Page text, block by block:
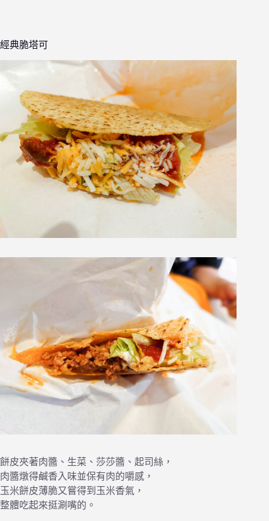
經典脆塔可
餅皮夾著肉醬、生菜、莎莎醬、起司絲，
肉醬燉得鹹香入味並保有肉的嚼感，
玉米餅皮薄脆又嘗得到玉米香氣，
整體吃起來挺涮嘴的。